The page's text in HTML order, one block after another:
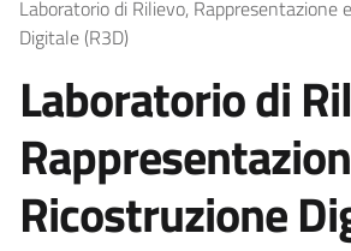
Laboratorio di Rilievo, Rappresentazione
Digitale (R3D)
Laboratorio di
Ricostruzione